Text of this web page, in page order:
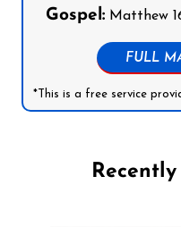
Gospel: Matthew
FULL
*This is a free service